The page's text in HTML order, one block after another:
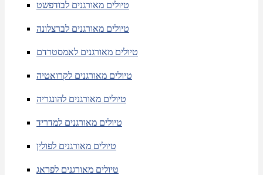
טיולים מאורגנים לבודפשט
טיולים מאורגנים לברצלונה
טיולים מאורגנים לאמסטרדם
טיולים מאורגנים לקרואטיה
טיולים מאורגנים להונגריה
טיולים מאורגנים למדריד
טיולים מאורגנים לפולין
טיולים מאורגנים לפראג